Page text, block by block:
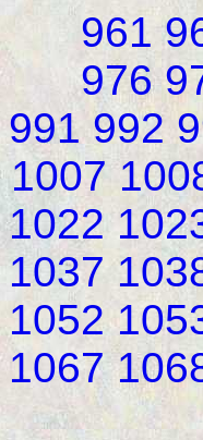
961
976
991 992
1007
1022
1037
1052
1067